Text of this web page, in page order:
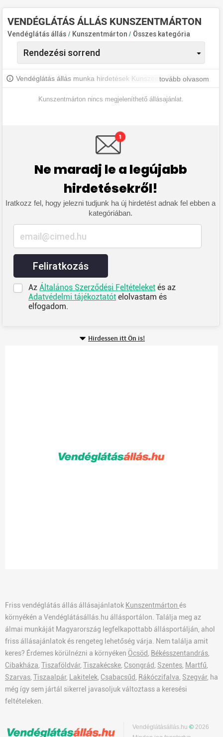
VENDÉGLÁTÁS ÁLLÁS KUNSZENTMÁRTON
Vendéglátás állás / Kunszentmárton/ Összes kategória
Vendéglátás állás munka hirdetések Kunszentmártonon és
tovább olvasom
Kunszentmárton nincs megjeleníthető állásajánlat.
Ne maradj le a legújabb
hirdetésekről!
Iratkozz fel, hogy jelezni tudjunk ha új hirdetést adnak fel ebben a
kategóriában.
Feliratkozás
AzÁltalános Szerződési Feltételeket és az
Adatvédelmi tájékoztatót elolvastam és
elfogadom.
Hirdessen itt Ön is!
Friss vendéglátás állás állásajánlatok Kunszentmárton és
környékén a Vendéglátásállás.hu állásportálon. Találja meg az
álmai munkáját Magyarország legfelkapottabb állásportálján, ahol
friss állásajánlatok és rengeteg lehetőség várja. Nem találja amit
keres? Érdemes körülnézni a környéken Öcsöd Békésszentandrás
Cibakháza Tiszaföldvár, Tiszakécske Csongrád Szentes Martfű
Szarvas Tiszaalpár, Lakitelek Csabacsűd Rákóczifalva Szegvár, ha
még így sem jártál sikerrel javasoljuk változtass a keresési
feltételeken.
Vendéglátásállás.hu© 2026